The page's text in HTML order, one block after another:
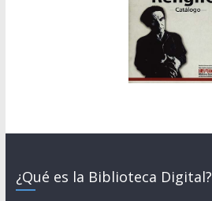
¿Qué es la Biblioteca Digital?